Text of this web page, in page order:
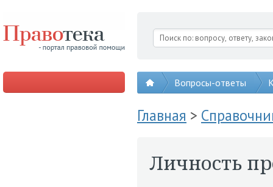
Вопросы-ответы
Главная >
Личность